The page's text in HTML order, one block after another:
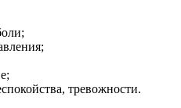
тревожности.